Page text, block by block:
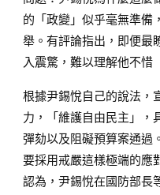
的「政變」似乎毫無準備
舉。有評論指出，即便最
入震驚，難以理解他不惜
根據尹錫悅自己的說法，
力，「維護自由民主」，
彈劾以及阻礙預算案通過
要採用戒嚴這樣極端的應
認為，尹錫悅在國防部長